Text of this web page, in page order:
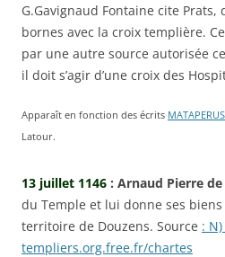
G.Gavignaud Fontaine cite
bornes avec la croix templière.
par une autre source autorisée
il doit s’agir d’une croix des
Apparaît en fonction des écrits
Latour.
13 juillet 1146 : Arnaud Pierre de
du Temple et lui donne ses biens
territoire de Douzens. Source :
templiers.org.free.fr/chartes